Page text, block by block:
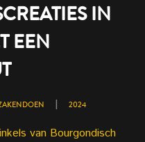
IN
EEN
| 2024
van Bourgondisch